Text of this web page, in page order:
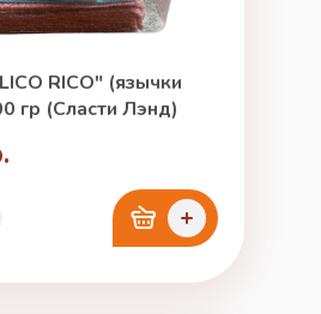
RICO" (язычки
гр (Сласти Лэнд)